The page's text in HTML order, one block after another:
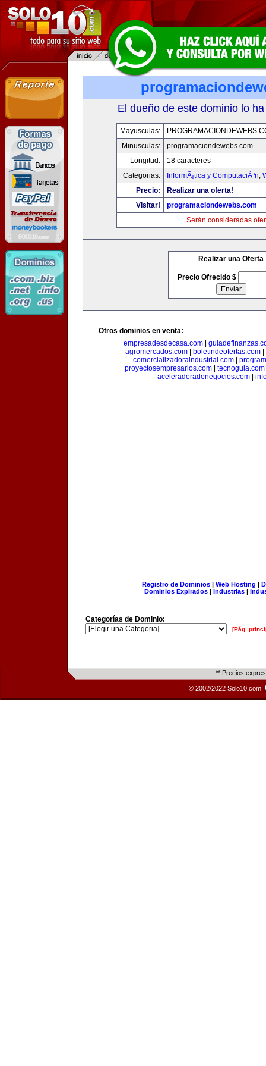
El dueño de este dominio lo
Mayusculas:
Minusculas:
programaciondewebs.com
Longitud:
18 caracteres
Categorias:
InformÃ¡tica y ComputaciÃ³n,
Precio:
Realizar una oferta!
Visitar!
programaciondewebs.com
Serán consideradas
Realizar una Oferta
Precio Ofrecido $
Otros dominios en venta:
empresadesdecasa.com|
agromercados.com
boletindeofertas.com
comercializadoraindustrial.com
proyectosempresarios.com
tecnoguia.com
aceleradoradenegocios.com
Registro de Dominios| Web Hosting |
Dominios Expirados | Industrias |
Categorías de Dominio:
[Pág.
** Precios
© 2002/2022 Solo10.com